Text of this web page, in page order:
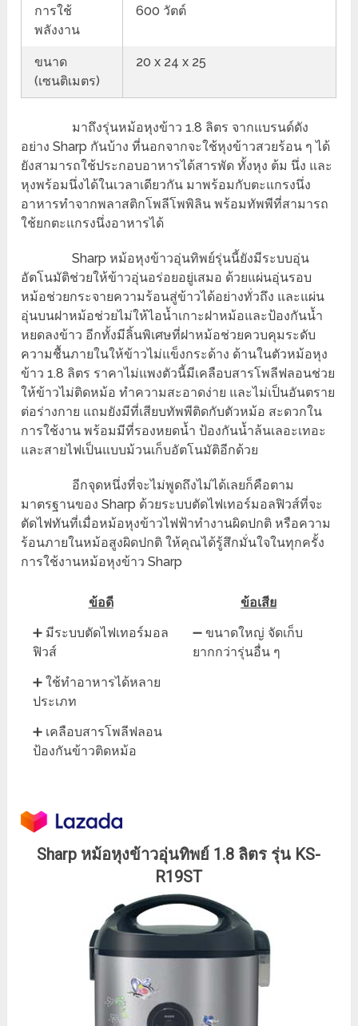
การใช้
พลังงาน
600 วัตต์
ขนาด
(เซนติเมตร)
20 x 24 x 25
มาถึงรุ่นหม้อหุงข้าว 1.8 ลิตร จากแบรนด์ดัง
อย่าง Sharp กันบ้าง ที่นอกจากจะใช้หุงข้าวสวยร้อน ๆ ได้
ยังสามารถใช้ประกอบอาหารได้สารพัด ทั้งหุง ต้ม นึ่ง และ
หุงพร้อมนึ่งได้ในเวลาเดียวกัน มาพร้อมกับตะแกรงนึ่ง
อาหารทำจากพลาสติกโพลีโพพิลิน พร้อมทัพพีที่สามารถ
ใช้ยกตะแกรงนึ่งอาหารได้
Sharp หม้อหุงข้าวอุ่นทิพย์รุ่นนี้ยังมีระบบอุ่น
อัตโนมัติช่วยให้ข้าวอุ่นอร่อยอยู่เสมอ ด้วยแผ่นอุ่นรอบ
หม้อช่วยกระจายความร้อนสู่ข้าวได้อย่างทั่วถึง และแผ่น
อุ่นบนฝาหม้อช่วยไม่ให้ไอน้ำเกาะฝาหม้อและป้องกันน้ำ
หยดลงข้าว อีกทั้งมีลิ้นพิเศษที่ฝาหม้อช่วยควบคุมระดับ
ความชื้นภายในให้ข้าวไม่แข็งกระด้าง ด้านในตัวหม้อหุง
ข้าว 1.8 ลิตร ราคาไม่แพงตัวนี้มีเคลือบสารโพลีฟลอนช่วย
ให้ข้าวไม่ติดหม้อ ทำความสะอาดง่าย และไม่เป็นอันตราย
ต่อร่างกาย แถมยังมีที่เสียบทัพพีติดกับตัวหม้อ สะดวกใน
การใช้งาน พร้อมมีที่รองหยดน้ำ ป้องกันน้ำล้นเลอะเทอะ
และสายไฟเป็นแบบม้วนเก็บอัตโนมัติอีกด้วย
อีกจุดหนึ่งที่จะไม่พูดถึงไม่ได้เลยก็คือตาม
มาตรฐานของ Sharp ด้วยระบบตัดไฟเทอร์มอลฟิวส์ที่จะ
ตัดไฟทันที่เมื่อหม้อหุงข้าวไฟฟ้าทำงานผิดปกติ หรือความ
ร้อนภายในหม้อสูงผิดปกติ ให้คุณได้รู้สึกมั่นใจในทุกครั้ง
การใช้งานหม้อหุงข้าว Sharp
ข้อดี
ข้อเสีย
➕ มีระบบตัดไฟเทอร์มอล
ฟิวส์
➖ ขนาดใหญ่ จัดเก็บ
ยากกว่ารุ่นอื่น ๆ
➕ ใช้ทำอาหารได้หลาย
ประเภท
➕ เคลือบสารโพลีฟลอน
ป้องกันข้าวติดหม้อ
Sharp หม้อหุงข้าวอุ่นทิพย์ 1.8 ลิตร รุ่น KS-
R19ST